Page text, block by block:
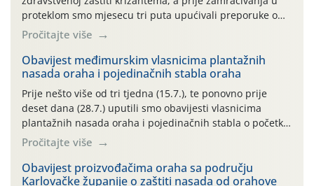
proteklom smo mjesecu tri puta upućivali preporuke o
preventivnim mjerama zaštite krizantema od najčešćih
uzročnika bolesti, štetnika i fito-fagnih grinja (23.7., 14.7.,
06.7.)! Na početku ovog mjeseca je zabilježeno je
povijesno i ekstremno vruće meteorološko razdoblje, uz
najviše temperature […]
Pročitajte više
Obavijest međimurskim vlasnicima plantažnih
nasada oraha i pojedinačnih stabla oraha
Prije nešto više od tri tjedna (15.7.), te ponovno prije
deset dana (28.7.) uputili smo obavijesti vlasnicima
plantažnih nasada oraha i pojedinačnih stabla o početku
leta i ovogodišnjoj potrebi usmjerenog suzbijanja
orahove muhe (Rhagoletis completa)! Već dvanaest dana
traje drugi ovogodišnji “toplinski udar”, koji naročito
izražen zadnja šest dana (31.7.-05.8.), jer najviše
Pročitajte više
Obavijest proizvođačima oraha sa području
Karlovačke županije o zaštiti nasada od orahove